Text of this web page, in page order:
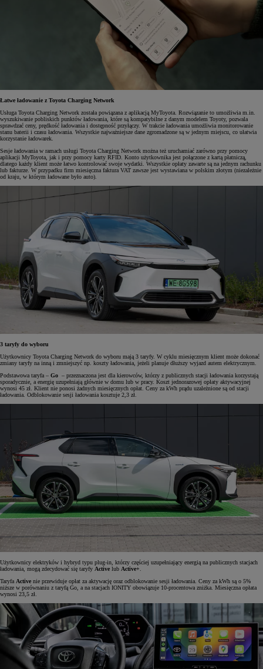
Łatwe ładowanie z Toyota Charging Network
Usługa Toyota Charging Network została powiązana z aplikacją MyToyota. Rozwiązanie to umożliwia m.in.
wyszukiwanie pobliskich punktów ładowania, które są kompatybilne z danym modelem Toyoty, pozwala
sprawdzać ceny, prędkość ładowania i dostępność przyłączy. W trakcie ładowania umożliwia monitorowanie
stanu baterii i czasu ładowania. Wszystkie najważniejsze dane zgromadzone są w jednym miejscu, co ułatwia
korzystanie ładowarek.
Sesje ładowania w ramach usługi Toyota Charging Network można też uruchamiać zarówno przy pomocy
aplikacji MyToyota, jak i przy pomocy karty RFID. Konto użytkownika jest połączone z kartą płatniczą,
dlatego każdy klient może łatwo kontrolować swoje wydatki. Wszystkie opłaty zawarte są na jednym rachunku
lub fakturze. W przypadku firm miesięczna faktura VAT zawsze jest wystawiana w polskim złotym (niezależnie
od kraju, w którym ładowane było auto).
3 taryfy do wyboru
Użytkownicy Toyota Charging Network do wyboru mają 3 taryfy. W cyklu miesięcznym klient może dokonać
zmiany taryfy na inną i zmniejszyć np. koszty ładowania, jeżeli planuje dłuższy wyjazd autem elektrycznym.
Podstawowa taryfa – Go – przeznaczona jest dla kierowców, którzy z publicznych stacji ładowania korzystają
sporadycznie, a energię uzupełniają głównie w domu lub w pracy. Koszt jednorazowej opłaty aktywacyjnej
wynosi 45 zł. Klient nie ponosi żadnych miesięcznych opłat. Ceny za kWh prądu uzależnione są od stacji
ładowania. Odblokowanie sesji ładowania kosztuje 2,3 zł.
Użytkownicy elektryków i hybryd typu plug-in, którzy częściej uzupełniający energią na publicznych stacjach
ładowania, mogą zdecydować się taryfy Active lub Active+
Taryfa Active nie przewiduje opłat za aktywację oraz odblokowanie sesji ładowania. Ceny za kWh są o 5%
niższe w porównaniu z taryfą Go, a na stacjach IONITY obowiązuje 10-procentowa zniżka. Miesięczna opłata
wynosi 23,5 zł.